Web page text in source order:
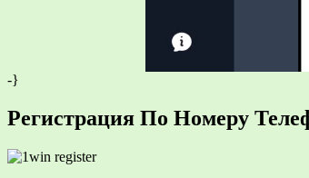
-}
Регистрация По Номеру